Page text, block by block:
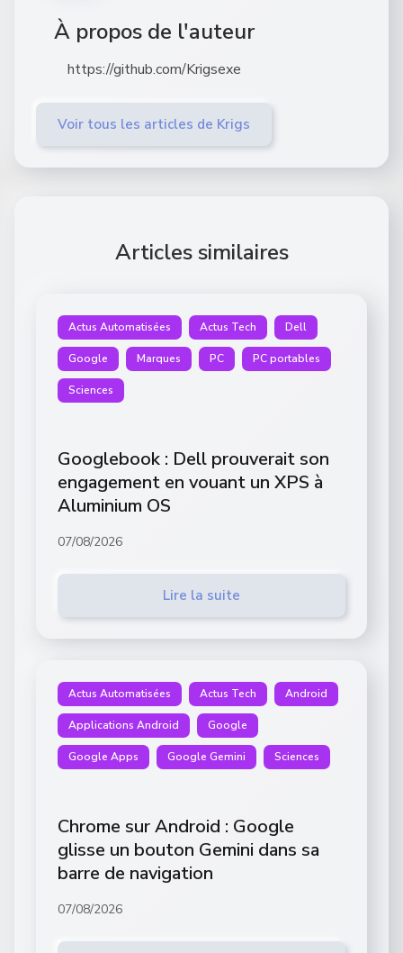
À propos de l'auteur
https://github.com/Krigsexe
Voir tous les articles de Krigs
Articles similaires
Actus Automatisées Actus Tech Dell
Google Marques PC PC portables
Sciences
Googlebook : Dell prouverait son
engagement en vouant un XPS à
Aluminium OS
07/08/2026
Lire la suite
Actus Automatisées Actus Tech Android
Applications Android Google
Google Apps Google Gemini Sciences
Chrome sur Android : Google
glisse un bouton Gemini dans sa
barre de navigation
07/08/2026